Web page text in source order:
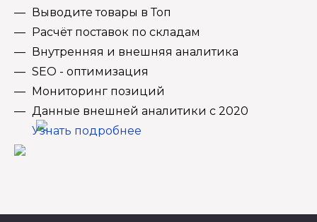
Выводите товары в Топ
Расчёт поставок по складам
Внутренняя и внешняя аналитика
SEO - оптимизация
Мониторинг позиций
Данные внешней аналитики с 2020
Узнать подробнее